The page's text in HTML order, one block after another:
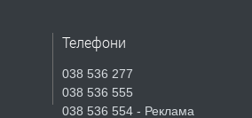
№4119 Едностаен обзаведен
Телефони
038 536 277
038 536 555
038 536 554 - Реклама